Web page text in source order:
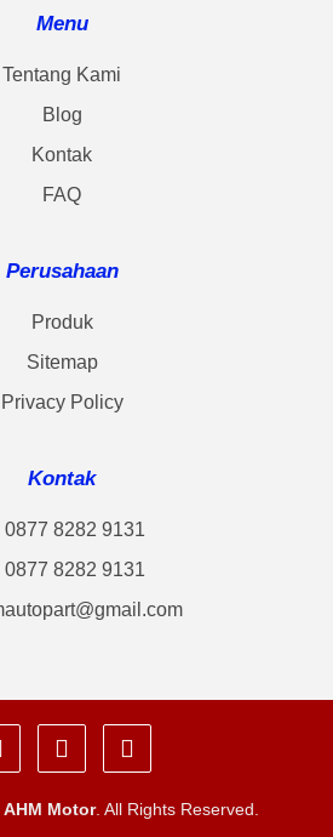
Menu
Tentang Kami
Blog
Kontak
FAQ
Perusahaan
Produk
Sitemap
Privacy Policy
Kontak
0877 8282 9131
0877 8282 9131
AHM Motor. All Rights Reserved.